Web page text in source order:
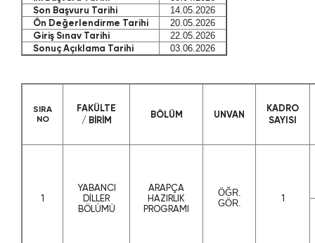
Son Başvuru Tarihi 14.05.2026
Ön Değerlendirme Tarihi 20.05.2026
Giriş Sınav Tarihi 22.05.2026
Sonuç Açıklama Tarihi 03.06.2026
SIRA
NO
FAKÜLTE
/ BİRİM
BÖLÜM UNVAN
KADRO
SAYISI
1
YABANCI
DİLLER
BÖLÜMÜ
ARAPÇA
HAZIRLIK
PROGRAMI
ÖĞR.
GÖR.
1